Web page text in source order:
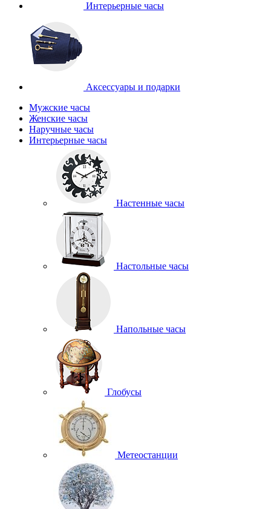
Интерьерные часы
Аксессуары и подарки
Мужские часы
Женские часы
Наручные часы
Интерьерные часы
Настенные часы
Настольные часы
Напольные часы
Глобусы
Метеостанции